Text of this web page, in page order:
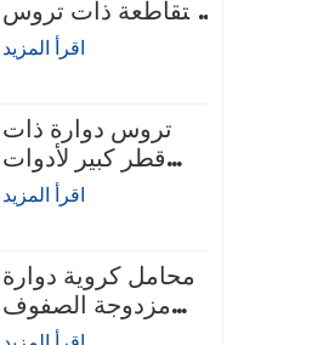
متقاطعة ذات تروس
داخلية
اقرأ المزيد
تروس دوارة ذات
قطر كبير لأدوات
الآلات
اقرأ المزيد
محامل كروية دوارة
مزدوجة الصفوف
ذات قطر متماثل